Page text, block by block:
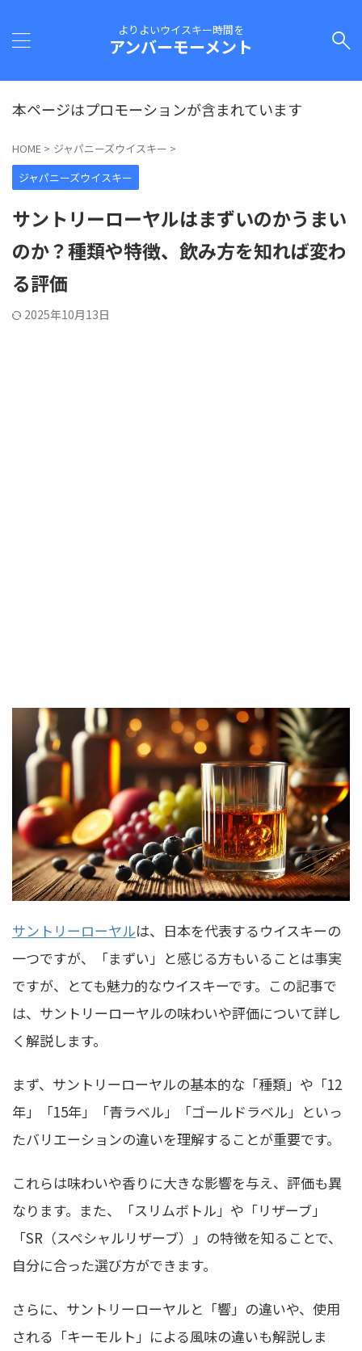
よりよいウイスキー時間を
アンバーモーメント
本ページはプロモーションが含まれています
HOME > ジャパニーズウイスキー >
ジャパニーズウイスキー
サントリーローヤルはまずいのかうまい
のか？種類や特徴、飲み方を知れば変わ
る評価
2025年10月13日
サントリーローヤルは、日本を代表するウイスキーの
一つですが、「まずい」と感じる方もいることは事実
ですが、とても魅力的なウイスキーです。この記事で
は、サントリーローヤルの味わいや評価について詳し
く解説します。
まず、サントリーローヤルの基本的な「種類」や「12
年」「15年」「青ラベル」「ゴールドラベル」といっ
たバリエーションの違いを理解することが重要です。
これらは味わいや香りに大きな影響を与え、評価も異
なります。また、「スリムボトル」や「リザーブ」
「SR（スペシャルリザーブ）」の特徴を知ることで、
自分に合った選び方ができます。
さらに、サントリーローヤルと「響」の違いや、使用
される「キーモルト」による風味の違いも解説しま